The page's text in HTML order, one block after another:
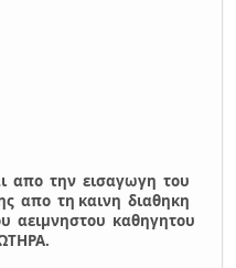
απο την εισαγωγη του
απο τη καινη διαθηκη
αειμνηστου καθηγητου